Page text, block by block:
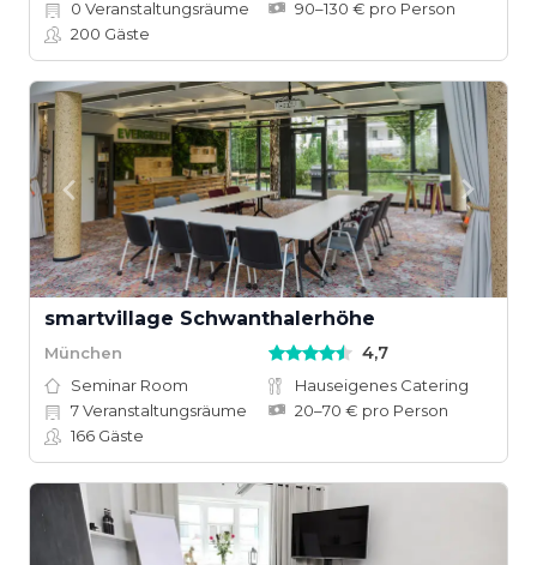
0 Veranstaltungsräume
90–130 € pro Person
200 Gäste
smartvillage Schwanthalerhöhe
München 4,7
Seminar Room
Hauseigenes Catering
7Veranstaltungsräume
20–70 € pro Person
166 Gäste